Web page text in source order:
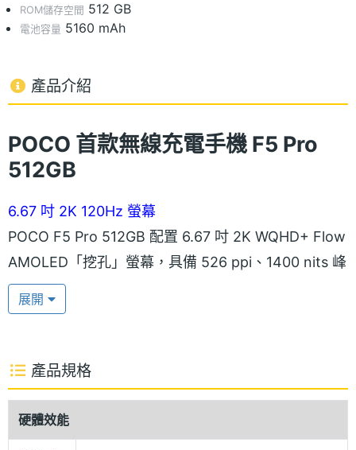
ROM儲存空間 512 GB
電池容量 5160 mAh
產品介紹
POCO 首款無線充電手機F5 Pro
512GB
6.67 吋 2K 120Hz 螢幕
POCO F5 Pro 512GB 配置 6.67 吋 2K WQHD+ Flow
AMOLED「挖孔」螢幕，具備 526 ppi、1400 nits 峰
值亮度，最高可達 120Hz 螢幕更新率、480Hz 觸控
採樣率，支援 DCI-P3 色域、680 億種色彩、1920Hz
Pro HDR 螢幕；正面覆蓋康寧大猩猩第五代玻璃，強
化螢幕保護力。
LiquidCool 水冷技術 2.0
展開
產品規格
硬體效能